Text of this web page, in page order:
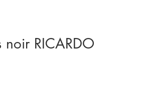
noir RICARDO